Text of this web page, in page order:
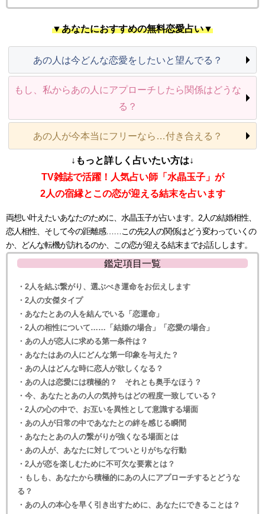
▼あなたにおすすめの無料恋愛占い▼
あの人は今どんな恋愛をしたいと望んでる？
もし、私からあの人にアプローチしたら関係はどうな
る？
あの人が今本当にフリーなら…付き合える？
↓もっと詳しく占いたい方は↓
TV雑誌で活躍！人気占い師「水晶玉子」が
2人の宿縁とこの恋が迎える結末を占います
両想い叶えたいあなたのために、水晶玉子が占います。2人の結婚相性、
恋人相性、そして今の距離感……この先2人の関係はどう変わっていくの
か、どんな転機が訪れるのか、この恋が迎える結末までお話しします。
鑑定項目一覧
・2人を結ぶ繋がり、選ぶべき運命をお伝えします
・2人の女傑タイプ
・あなたとあの人を結んでいる「恋運命」
・2人の相性について……「結婚の場合」「恋愛の場合」
・あの人が恋人に求める第一条件は？
・あなたはあの人にどんな第一印象を与えた？
・あの人はどんな時に恋人が欲しくなる？
・あの人は恋愛には積極的？ それとも奥手なほう？
・今、あなたとあの人の気持ちはどの程度一致している？
・2人の心の中で、お互いを異性として意識する場面
・あの人が日常の中であなたとの絆を感じる瞬間
・あなたとあの人の繋がりが強くなる場面とは
・あの人が、あなたに対してついとりがちな行動
・2人が恋を楽しむために不可欠な要素とは？
・もしも、あなたから積極的にあの人にアプローチするとどうな
る？
・あの人の本心を早く引き出すために、あなたにできることは？